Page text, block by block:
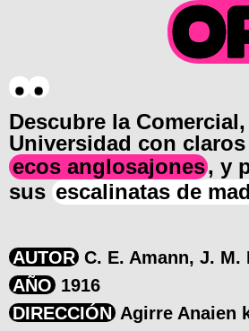
Descubre la
Universidad con claros
ecos anglosajones, y
sus escalinatas de
AUTOR C. E. Amann, J. M.
AÑO 1916
DIRECCIÓN Agirre Anaien